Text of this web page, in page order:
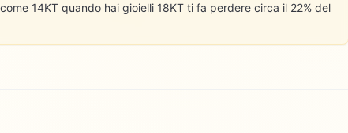
14KT quando hai gioielli 18KT ti fa perdere circa il 22% del